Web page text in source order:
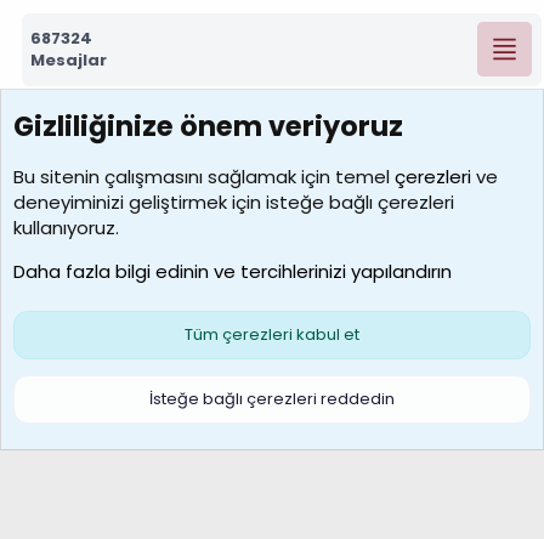
687324
Mesajlar
7390
Kullanıcılar
MosesBrownHayranı
Son üye
Çerezler
S
Gizliliğinize önem veriyoruz
Bu sitenin çalışmasını sağlamak için temelçerezlerive
deneyiminizi geliştirmek için isteğe bağlı çerezleri
kullanıyoruz.
Daha fazla bilgi edinin ve tercihlerinizi yapılandırın
Tüm çerezleri kabul et
İsteğe bağlı çerezleri reddedin